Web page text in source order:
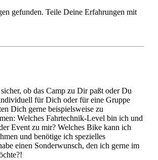
gefunden. Teile Deine Erfahrungen mit
ob das Camp zu Dir paßt oder Du
für Dich oder für eine Gruppe
Dich gerne beispielsweise zu
Welches Fahrtechnik-Level bin ich und
Event zu mir? Welches Bike kann ich
und benötige ich spezielles
einen Sonderwunsch, den ich gerne im